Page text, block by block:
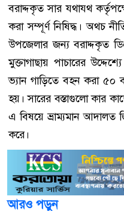
বরাদ্দকৃত সার যথাযথ
করা সম্পূর্ণ নিষিদ্ধ। অথচ
উপজেলার জন্য বরাদ্দকৃত
মুক্তাগাছায় পাচারের
ভ্যান গাড়িতে বহন করা ৫০
হয়। সারের বস্তাগুলো কার
এ বিষয়ে ভ্রাম্যমান আদালত
করে।
আরও পড়ুন